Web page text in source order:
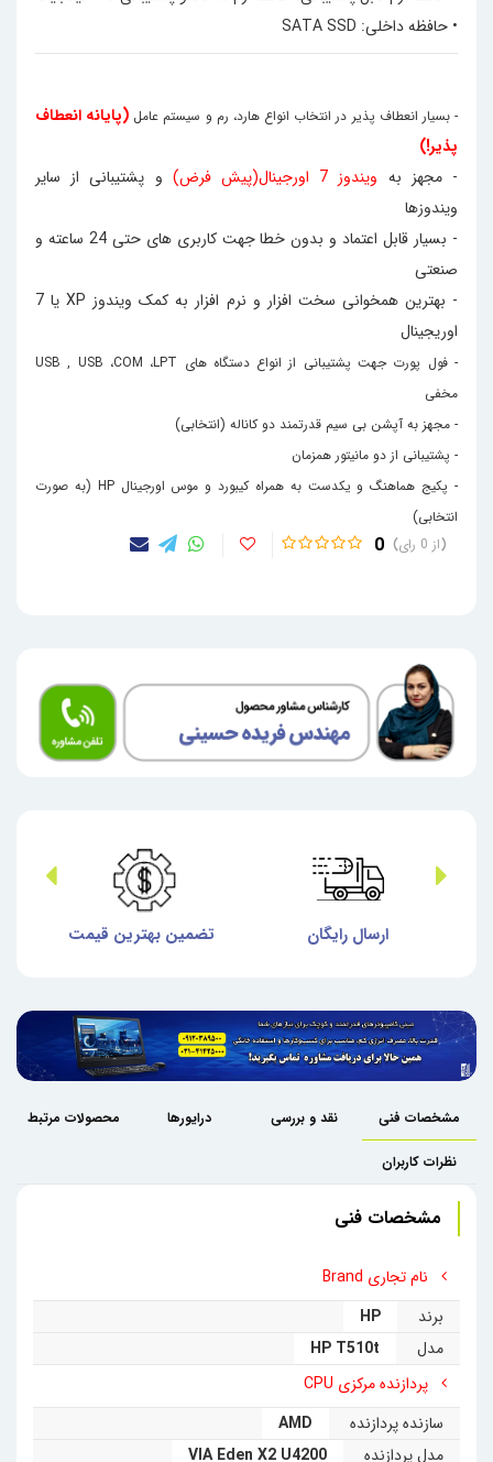
• حافظه داخلی: SATA SSD
-بسیار انعطاف پذیر در انتخاب انواع هارد، رم و سیستم عامل (پایانه انعطاف
پذیر!)
- مجهز به ویندوز 7 اورجینال(پیش فرض)
و پشتیبانی از سایر
ویندوزها
- بسیار قابل اعتماد و بدون خطا جهت کاربری های حتی 24 ساعته و
صنعتی
- بهترین همخوانی سخت افزار و نرم افزار به کمک ویندوز XP یا 7
اوریجینال
- فول پورت جهت پشتیبانی از انواع دستگاه های LPT، COM، USB
, USB
مخفی
- مجهز به آپشن بی سیم قدرتمند دو کاناله (انتخابی)
- پشتیبانی از دو مانیتور همزمان
- پکیج هماهنگ و یکدست به همراه کیبورد و موس اورجینال HP (به صورت
انتخابی)
0 0
ارسال رایگان تضمین بهترین قیمت
مشخصات فنی نقد و بررسی درایورها محصولات مرتبط
نظرات کاربران
مشخصات فنی
نام تجاری Brand
برند
HP
مدل
HP T510t
پردازنده مرکزی CPU
سازنده پردازنده
AMD
مدل پردازنده
VIA Eden X2 U4200